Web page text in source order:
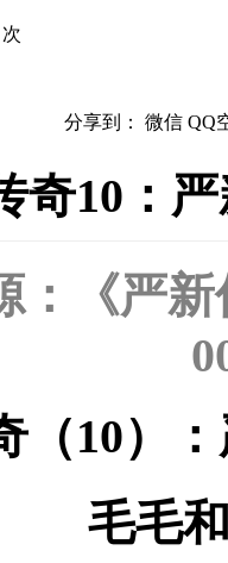
次
分享到： 微信 QQ
奇10：
《严新
（10）
毛毛